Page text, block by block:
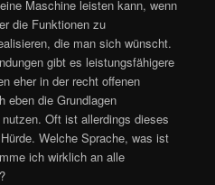
Maschine leisten kann, wenn
die Funktionen zu
die man sich wünscht.
gibt es leistungsfähigere
eher in der recht offenen
eben die Grundlagen
Oft ist allerdings dieses
Welche Sprache, was ist
ich wirklich an alle